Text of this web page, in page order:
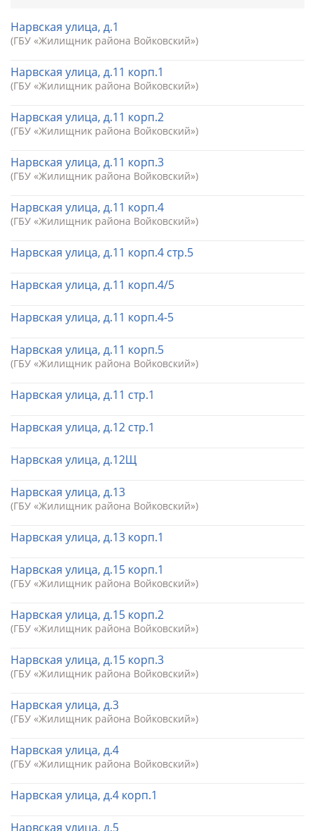
Нарвская улица, д.1
(ГБУ «Жилищник района Войковский»)
Нарвская улица, д.11 корп.1
(ГБУ «Жилищник района Войковский»)
Нарвская улица, д.11 корп.2
(ГБУ «Жилищник района Войковский»)
Нарвская улица, д.11 корп.3
(ГБУ «Жилищник района Войковский»)
Нарвская улица, д.11 корп.4
(ГБУ «Жилищник района Войковский»)
Нарвская улица, д.11 корп.4 стр.5
Нарвская улица, д.11 корп.4/5
Нарвская улица, д.11 корп.4-5
Нарвская улица, д.11 корп.5
(ГБУ «Жилищник района Войковский»)
Нарвская улица, д.11 стр.1
Нарвская улица, д.12 стр.1
Нарвская улица, д.12Щ
Нарвская улица, д.13
(ГБУ «Жилищник района Войковский»)
Нарвская улица, д.13 корп.1
Нарвская улица, д.15 корп.1
(ГБУ «Жилищник района Войковский»)
Нарвская улица, д.15 корп.2
(ГБУ «Жилищник района Войковский»)
Нарвская улица, д.15 корп.3
(ГБУ «Жилищник района Войковский»)
Нарвская улица, д.3
(ГБУ «Жилищник района Войковский»)
Нарвская улица, д.4
(ГБУ «Жилищник района Войковский»)
Нарвская улица, д.4 корп.1
Нарвская улица, д.5